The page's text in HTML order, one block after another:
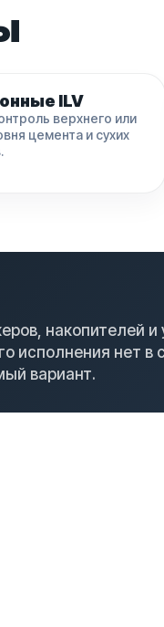
ILV
верхнего или
цемента и сухих
накопителей и
исполнения нет в
вариант.